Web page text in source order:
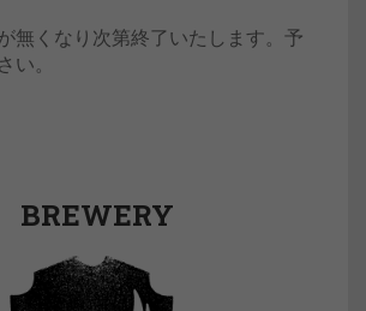
無くなり次第終了いたします。予
い。
BREWERY